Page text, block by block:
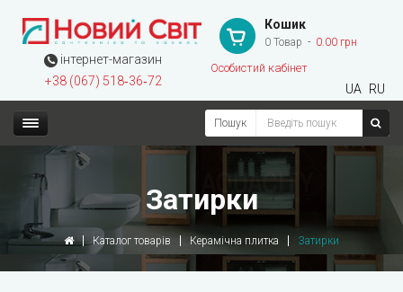
інтернет-магазин
+38 (067) 518‑36‑72
Кошик
0 Товар 0.00 грн
Особистий кабінет
UA RU
Пошук
Затирки
Каталог товарів Керамічна плитка Затирки